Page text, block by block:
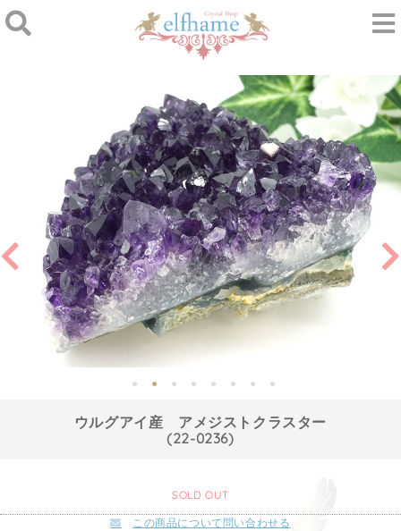
ウルグアイ産 アメジストクラスター
(22-0236)
SOLD OUT
この商品について問い合わせる